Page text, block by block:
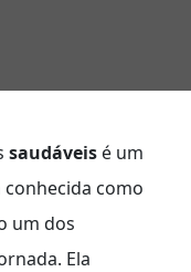
saudáveis é um
conhecida como
um dos
Ela